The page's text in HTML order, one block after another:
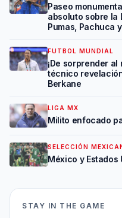
Paseo
absoluto sobre la
Pumas, Pachuca
FUTBOL MUNDIAL
¡De sorprender al
técnico
Berkane
LIGA MX
Milito enfocado
SELECCIÓN
México y
STAY IN THE GAME